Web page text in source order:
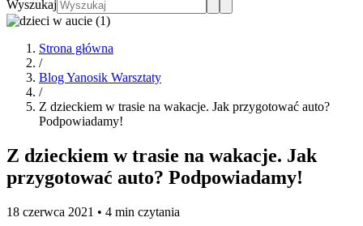
Wyszukaj
Strona główna
/
Blog Yanosik Warsztaty
/
Z dzieckiem w trasie na wakacje. Jak przygotować auto?
Podpowiadamy!
Z dzieckiem w trasie na wakacje. Jak
przygotować auto? Podpowiadamy!
18 czerwca 2021 • 4 min czytania